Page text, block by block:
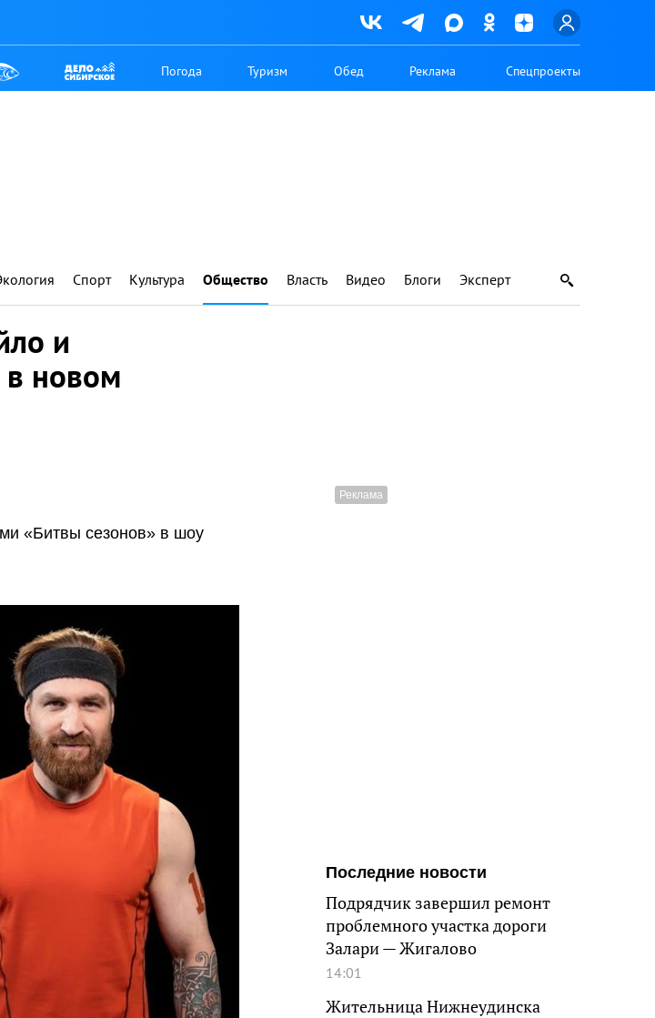
Погода Туризм Обед Реклама Спецпроекты
Спорт Культура Общество Власть Видео Блоги Эксперт
и
в новом
«Битвы сезонов» в шоу
Последние новости
Подрядчик завершил ремонт
проблемного участка дороги
Залари — Жигалово
14:01
Жительница Нижнеудинска